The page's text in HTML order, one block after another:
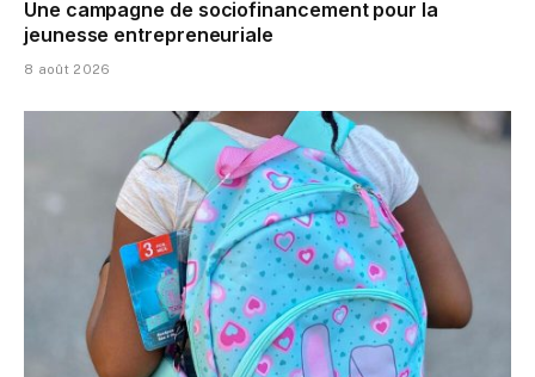
Une campagne de sociofinancement pour la
jeunesse entrepreneuriale
8 août 2026